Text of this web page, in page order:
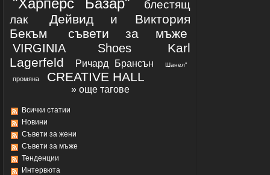
"Харперс Базар"
блестящ
лак
Дейвид и Виктория
Бекъм
съвети за мъже
VIRGINIA Shoes
Karl
Lagerfeld
Ричард Брансън Шанел"
промяна CREATIVЕ HALL
» още тагове
Всички статии
Новини
Съвети за жени
Съвети за мъже
Тенденции
Интервюта